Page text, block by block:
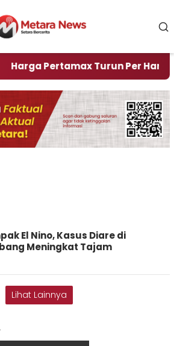
Pertamax Turun Per Hari Ini,
El Nino, Kasus Diare di
Meningkat Tajam
Lihat Lainnya